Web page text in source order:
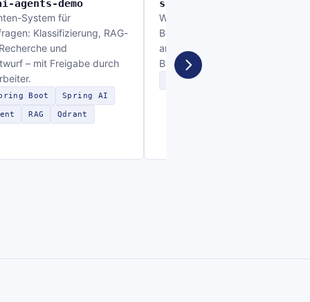
agents-demo
System für
Klassifizierung, RAG-
und
– mit Freigabe durch
Boot Spring AI
RAG Qdrant
spring-n8n-demo
Workflow-Automatisierung:
Bestellfreigabe per n8n und
angebunden an ein Spring-Boot-
Backend.
Spring Boot